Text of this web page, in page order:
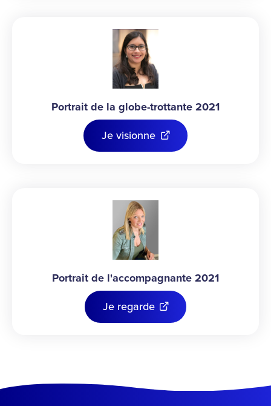
Portrait de la globe-trottante 2021
Je visionne
Portrait de l'accompagnante 2021
Je regarde